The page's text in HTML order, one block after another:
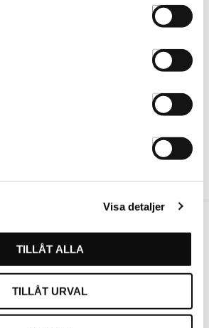
Visa detaljer
TILLÅT ALLA
TILLÅT URVAL
Torky Stor